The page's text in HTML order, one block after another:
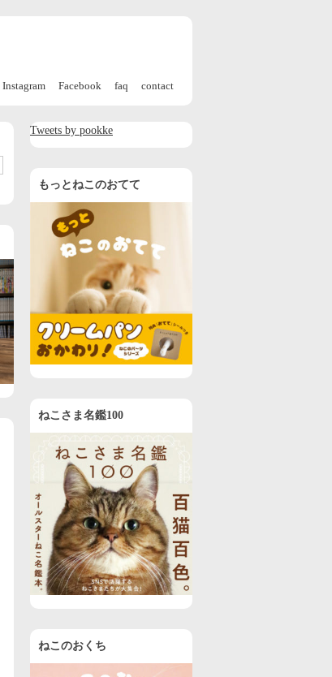
Instagram Facebook faq contact
Tweets by pookke
もっとねこのおてて
ねこさま名鑑100
ねこのおくち